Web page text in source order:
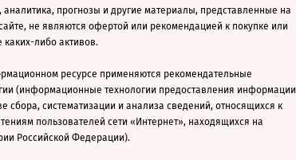
аналитика, прогнозы и другие материалы, представленные на
не являются офертой или рекомендацией к покупке или
каких-либо активов.
ресурсе применяются рекомендательные
(информационные технологии предоставления информации
сбора, систематизации и анализа сведений, относящихся к
пользователей сети «Интернет», находящихся на
Российской Федерации).